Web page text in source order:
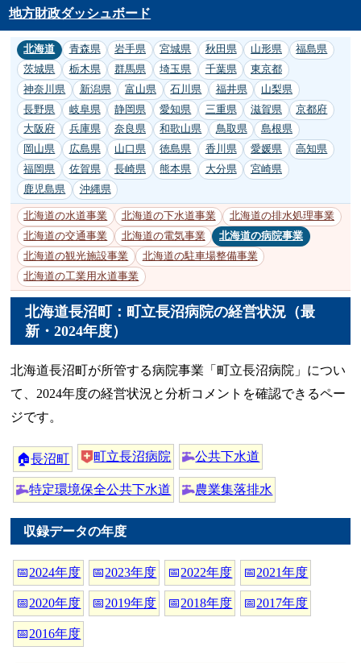
地方財政ダッシュボード
北海道 青森県 岩手県 宮城県 秋田県 山形県
福島県
茨城県
栃木県 群馬県 埼玉県 千葉県
東京都
神奈川県
新潟県 富山県 石川県 福井県
山梨県
長野県
岐阜県 静岡県 愛知県 三重県 滋賀県
京都府
大阪府
兵庫県 奈良県 和歌山県 鳥取県
島根県
岡山県
広島県 山口県 徳島県 香川県 愛媛県
高知県
福岡県
佐賀県 長崎県 熊本県 大分県
宮崎県
鹿児島県
沖縄県
北海道の水道事業 北海道の下水道事業
北海道の排水処理事業
北海道の交通事業
北海道の電気事業
北海道の病院事業
北海道の観光施設事業
北海道の駐車場整備事業
北海道の工業用水道事業
北海道長沼町：町立長沼病院の経営状況（最
新・2024年度）
北海道長沼町が所管する病院事業「町立長沼病院」につい
て、2024年度の経営状況と分析コメントを確認できるペー
ジです。
🏠長沼町 町立長沼病院 公共下水道
特定環境保全公共下水道 農業集落排水
収録データの年度
📅2024年度 📅2023年度 📅2022年度 📅2021年度
📅2020年度 📅2019年度 📅2018年度 📅2017年度
📅2016年度